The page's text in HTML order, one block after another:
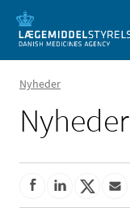
Nyheder
Nyheder